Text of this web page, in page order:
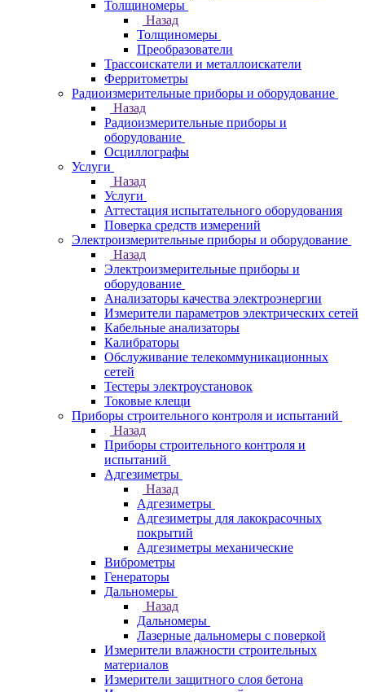
Толщиномеры
Назад
Толщиномеры
Преобразователи
Трассоискатели и металлоискатели
Ферритометры
Радиоизмерительные приборы и оборудование
Назад
Радиоизмерительные приборы и
оборудование
Осциллографы
Услуги
Назад
Услуги
Аттестация испытательного оборудования
Поверка средств измерений
Электроизмерительные приборы и оборудование
Назад
Электроизмерительные приборы и
оборудование
Анализаторы качества электроэнергии
Измерители параметров электрических сетей
Кабельные анализаторы
Калибраторы
Обслуживание телекоммуникационных
сетей
Тестеры электроустановок
Токовые клещи
Приборы строительного контроля и испытаний
Назад
Приборы строительного контроля и
испытаний
Адгезиметры
Назад
Адгезиметры
Адгезиметры для лакокрасочных
покрытий
Адгезиметры механические
Виброметры
Генераторы
Дальномеры
Назад
Дальномеры
Лазерные дальномеры с поверкой
Измерители влажности строительных
материалов
Измерители защитного слоя бетона